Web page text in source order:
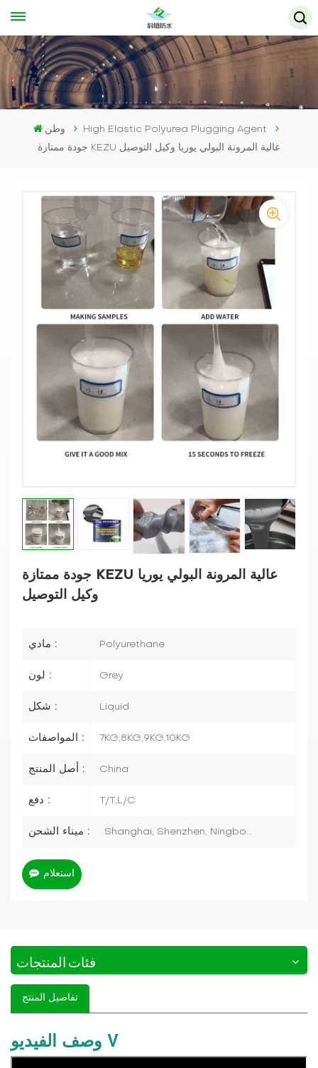
وطن
High Elastic Polyurea Plugging Agent
جودة ممتازة KEZU عالية المرونة البولي يوريا وكيل التوصيل
جودة ممتازة KEZU عالية المرونة البولي يوريا
وكيل التوصيل
مادي : Polyurethane
لون : Grey
شكل : Liquid
المواصفات : 7KG,8KG,9KG,10KG
أصل المنتج : China
دفع : T/T,L/C
ميناء الشحن : Shanghai, Shenzhen, Ningbo...
استعلام
فئات المنتجات
تفاصيل المنتج
وصف الفيديو V